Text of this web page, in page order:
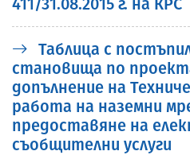
411/31.08.2015 г. на КРС
Таблица с
становища по
допълнение на
работа на наземни
предоставяне на
съобщителни услуги